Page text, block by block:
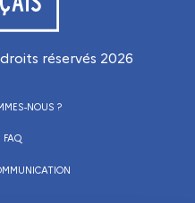
réservés 2026
NOUS ?
FAQ